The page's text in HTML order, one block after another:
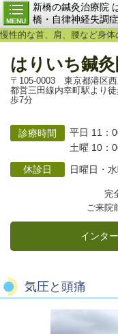
MENU
新橋の鍼灸治療院
橋・自律神経失調症
慢性的な首、肩、腰など身
はりいち鍼
〒105-0003 東京都港区
都営三田線内幸町駅より
歩7分
診療時間
平日 11：
土曜 10：
休診日
日曜日・
完
ご来院
インタ
気圧と頭痛